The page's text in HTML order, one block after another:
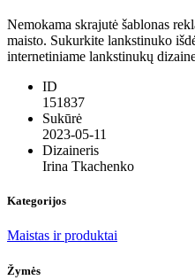
Nemokama skrajutė šablonas
maisto. Sukurkite lankstinuko
internetiniame lankstinukų
ID
151837
Sukūrė
2023-05-11
Dizaineris
Irina Tkachenko
Kategorijos
Maistas ir produktai
Žymės